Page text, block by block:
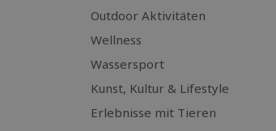
Outdoor Aktivitäten
Wellness
Wassersport
Kunst, Kultur & Lifestyle
Erlebnisse mit Tieren